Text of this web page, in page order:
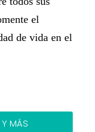
el
de vida en el
MÁS